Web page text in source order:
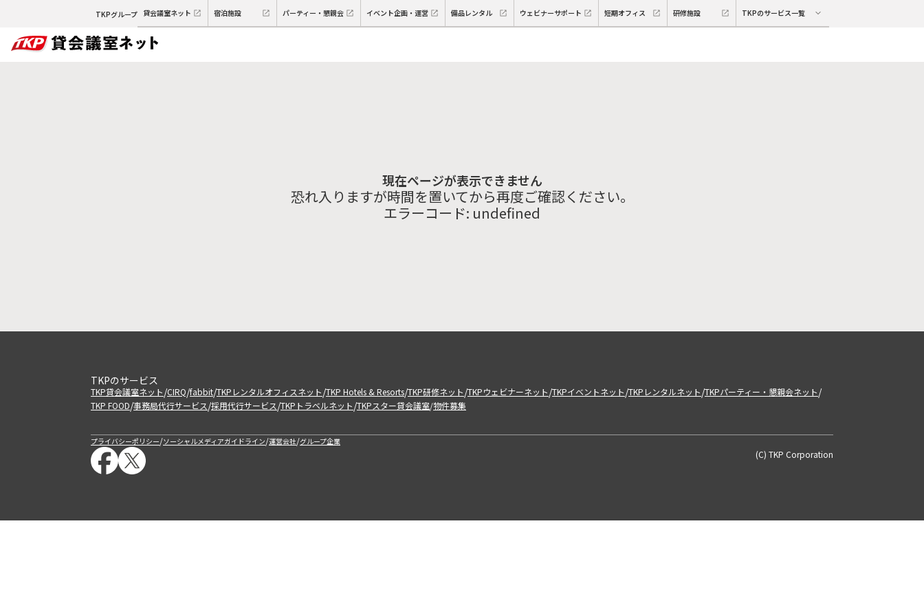
TKPグループ 貸会議室ネット 宿泊施設 パーティー・懇親会 イベント企画・運営 備品レンタル ウェビナーサポート 短期オフィス 研修施設 TKPのサービス一覧
現在ページが表示できません
恐れ入りますが時間を置いてから再度ご確認ください。
エラーコード: undefined
TKPのサービス
TKP貸会議室ネット/CIRQ/fabbit/TKPレンタルオフィスネット/TKP Hotels & Resorts/TKP研修ネット/TKPウェビナーネット/TKPイベントネット/TKPレンタルネット/TKPパーティー・懇親会ネット/
TKP FOOD/事務局代行サービス/採用代行サービス/TKPトラベルネット/TKPスター貸会議室/物件募集
プライバシーポリシー/ソーシャルメディアガイドライン/運営会社/グループ企業
(C) TKP Corporation